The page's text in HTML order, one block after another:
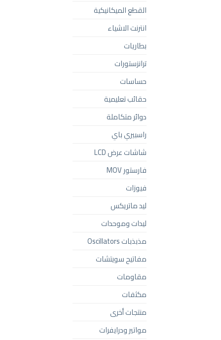
القطع الميكانيكية
انترنت الاشياء
بطاريات
ترانزستورات
حساسات
حقائب تعليمية
دوائر متكاملة
راسبيري باي
شاشات عرض LCD
فارستور MOV
فيوزات
ليد ماتريكس
ليدات وموحدات
مذبذبات Oscillators
مفاتيح سويتشات
مقاومات
مكثفات
منتجات أخرى
مواتير ودرايفرات